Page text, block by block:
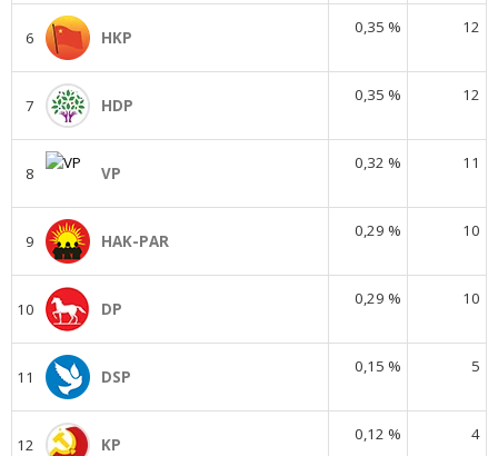
6 HKP
0,35 % 12
7 HDP
0,35 % 12
8 VP
0,32 % 11
9 HAK-PAR
0,29 % 10
10 DP
0,29 % 10
11 DSP
0,15 % 5
12 KP
0,12 % 4